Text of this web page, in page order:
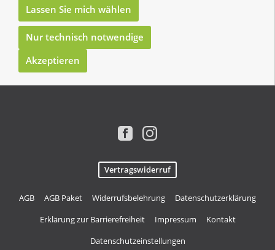
Lassen Sie mich wählen
Nur technisch notwendige
Akzeptieren
Vertragswiderruf
AGB AGB Paket Widerrufsbelehrung
Datenschutzerklärung
Erklärung zur Barrierefreiheit
Impressum
Kontakt
Datenschutzeinstellungen